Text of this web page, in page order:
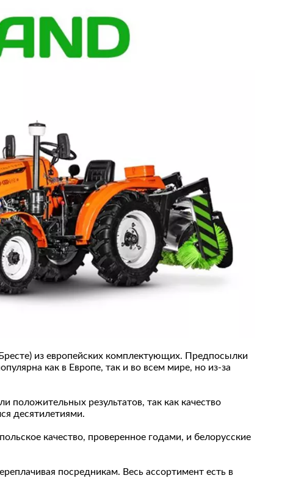
из европейских комплектующих. Предпосылки
как в Европе, так и во всем мире, но из-за
положительных результатов, так как качество
десятилетиями.
качество, проверенное годами, и белорусские
посредникам. Весь ассортимент есть в